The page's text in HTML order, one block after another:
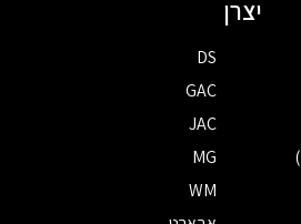
יצרן
DS
GAC
JAC
MG
WM